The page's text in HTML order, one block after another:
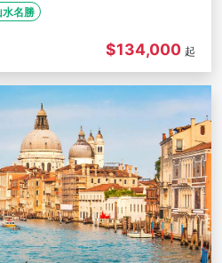
水名勝
$134,000 起